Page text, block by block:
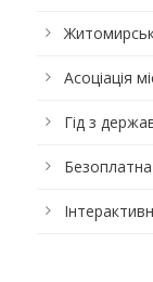
Асоціація
Гід з